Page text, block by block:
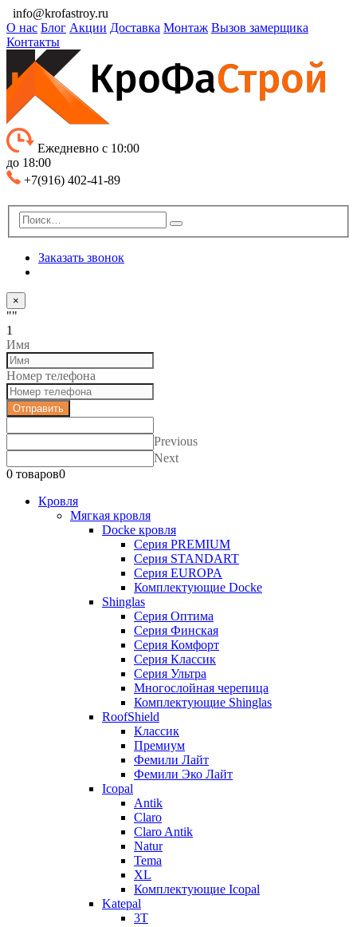
info@krofastroy.ru
О нас Блог Акции Доставка Монтаж Вызов замерщика
Контакты
Ежедневно с 10:00
до 18:00
+7(916) 402-41-89
Заказать звонок
×
""
1
Имя
Номер телефона
Отправить
Previous
Next
0 товаров0
Кровля
Мягкая кровля
Docke кровля
Серия PREMIUM
Серия STANDART
Серия EUROPA
Комплектующие Docke
Shinglas
Серия Оптима
Серия Финская
Серия Комфорт
Серия Классик
Серия Ультра
Многослойная черепица
Комплектующие Shinglas
RoofShield
Классик
Премиум
Фемили Лайт
Фемили Эко Лайт
Icopal
Antik
Claro
Claro Antik
Natur
Tema
XL
Комплектующие Icopal
Katepal
3T